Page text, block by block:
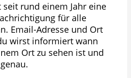
seit rund einem Jahr eine
für alle
Email-Adresse und Ort
wirst informiert wann
Ort zu sehen ist und